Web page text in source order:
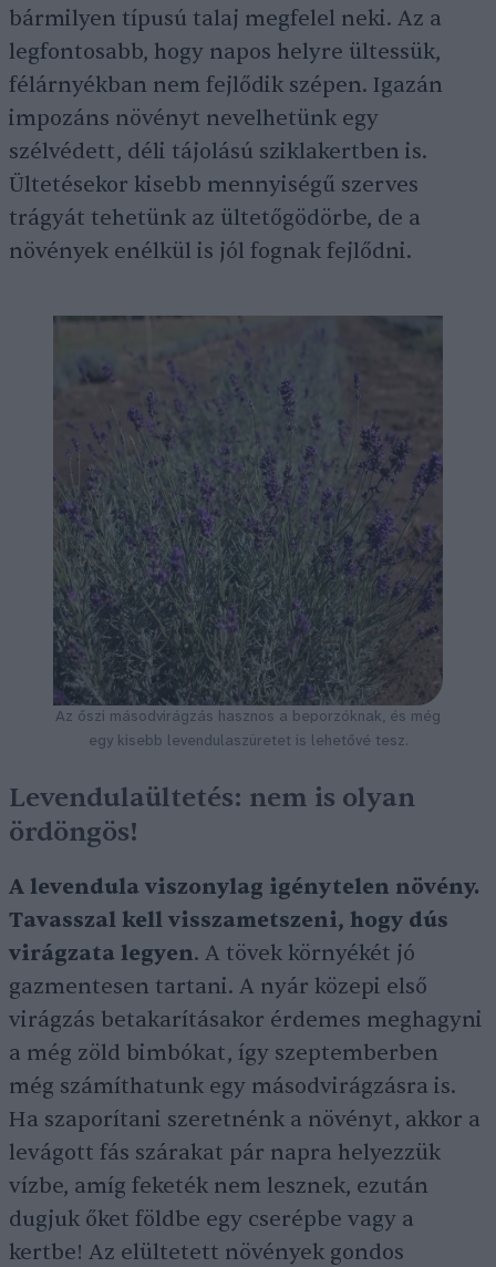
bármilyen típusú talaj megfelel neki. Az a
legfontosabb, hogy napos helyre ültessük,
félárnyékban nem fejlődik szépen. Igazán
impozáns növényt nevelhetünk egy
szélvédett, déli tájolású sziklakertben is.
Ültetésekor kisebb mennyiségű szerves
trágyát tehetünk az ültetőgödörbe, de a
növények enélkül is jól fognak fejlődni.
Az őszi másodvirágzás hasznos a beporzóknak, és még
egy kisebb levendulaszüretet is lehetővé tesz.
Levendulaültetés: nem is olyan
ördöngös!
A levendula viszonylag igénytelen növény.
Tavasszal kell visszametszeni, hogy dús
virágzata legyen. A tövek környékét jó
gazmentesen tartani. A nyár közepi első
virágzás betakarításakor érdemes meghagyni
a még zöld bimbókat, így szeptemberben
még számíthatunk egy másodvirágzásra is.
Ha szaporítani szeretnénk a növényt, akkor a
levágott fás szárakat pár napra helyezzük
vízbe, amíg feketék nem lesznek, ezután
dugjuk őket földbe egy cserépbe vagy a
kertbe! Az elültetett növények gondos